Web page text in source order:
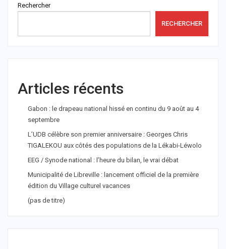
Rechercher
RECHERCHER
Articles récents
Gabon : le drapeau national hissé en continu du 9 août au 4
septembre
L’UDB célèbre son premier anniversaire : Georges Chris
TIGALEKOU aux côtés des populations de la Lékabi-Léwolo
EEG / Synode national : l’heure du bilan, le vrai débat
Municipalité de Libreville : lancement officiel de la première
édition du Village culturel vacances
(pas de titre)